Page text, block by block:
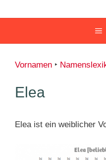
Vornamen ‣
Elea
Elea ist ein weiblicher